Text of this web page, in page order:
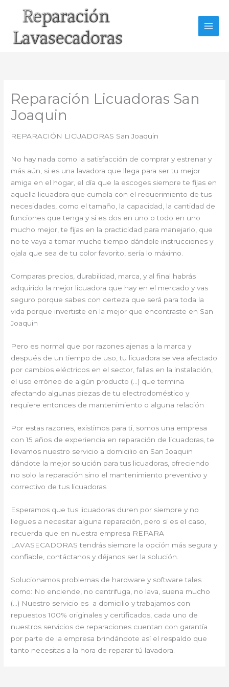
Reparación Licuadoras San
Joaquin
REPARACIÓN LICUADORAS San Joaquin
No hay nada como la satisfacción de comprar y estrenar y
más aún, si es una lavadora que llega para ser tu mejor
amiga en el hogar, el día que la escoges siempre te fijas en
aquella licuadora que cumpla con el requerimiento de tus
necesidades, como el tamaño, la capacidad, la cantidad de
funciones que tenga y si es dos en uno o todo en uno
mucho mejor, te fijas en la practicidad para manejarlo, que
no te vaya a tomar mucho tiempo dándole instrucciones y
ojala que sea de tu color favorito, sería lo máximo.
Comparas precios, durabilidad, marca, y al final habrás
adquirido la mejor licuadora que hay en el mercado y vas
seguro porque sabes con certeza que será para toda la
vida porque invertiste en la mejor que encontraste en San
Joaquin
Pero es normal que por razones ajenas a la marca y
después de un tiempo de uso, tu licuadora se vea afectado
por cambios eléctricos en el sector, fallas en la instalación,
el uso erróneo de algún producto (…) que termina
afectando algunas piezas de tu electrodoméstico y
requiere entonces de mantenimiento o alguna relación
Por estas razones, existimos para ti, somos una empresa
con 15 años de experiencia en reparación de licuadoras, te
llevamos nuestro servicio a domicilio en San Joaquin
dándote la mejor solución para tus licuadoras, ofreciendo
no solo la reparación sino el mantenimiento preventivo y
correctivo de tus licuadoras
Esperamos que tus licuadoras duren por siempre y no
llegues a necesitar alguna reparación, pero si es el caso,
recuerda que en nuestra empresa REPARA
LAVASECADORAS tendrás siempre la opción más segura y
confiable, contáctanos y déjanos ser la solución.
Solucionamos problemas de hardware y software tales
como: No enciende, no centrifuga, no lava, suena mucho
(…) Nuestro servicio es a domicilio y trabajamos con
repuestos 100% originales y certificados, cada uno de
nuestros servicios de reparaciones cuentan con garantía
por parte de la empresa brindándote así el respaldo que
tanto necesitas a la hora de reparar tú lavadora.